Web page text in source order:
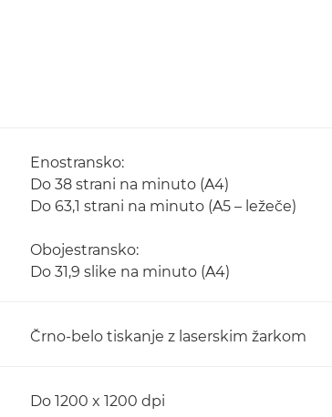
Enostransko:
Do 38 strani na minuto (A4)
Do 63,1 strani na minuto (A5 – ležeče)
Obojestransko:
Do 31,9 slike na minuto (A4)
Črno-belo tiskanje z laserskim žarkom
Do 1200 x 1200 dpi